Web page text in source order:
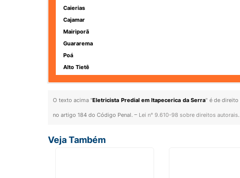
Caierias
Cajamar
Mairiporã
Guararema
Poá
Alto Tietê
O texto acima "Eletricista Predial em Itapecerica da Serra" é de direito
no artigo 184 do Código Penal. – Lei n° 9.610-98 sobre direitos autorais.
Veja Também